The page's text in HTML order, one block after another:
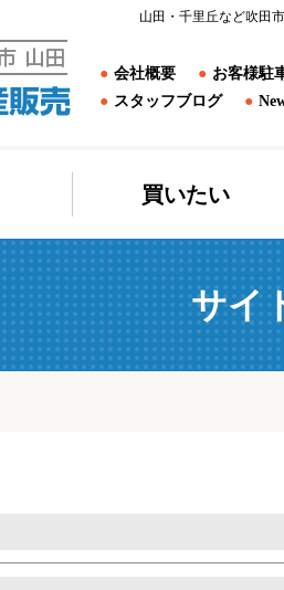
山田・千里丘など吹田
会社概要 お客様駐
スタッフブログ
買いたい
サイ